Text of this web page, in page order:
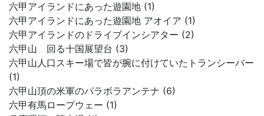
六甲アイランドにあった遊園地 (1)
六甲アイランドにあった遊園地 アオイア (1)
六甲アイランドのドライブインシアター (2)
六甲山 回る十国展望台 (3)
六甲山人口スキー場で皆が腕に付けていたトランシーバー
(1)
六甲山頂の米軍のパラボラアンテナ (6)
六甲有馬ロープウェー (1)